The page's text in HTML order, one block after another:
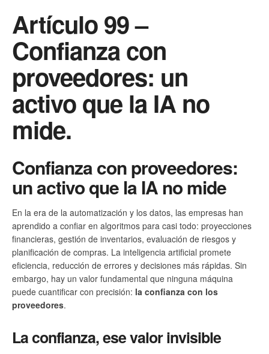
Artículo 99 –
Confianza con
proveedores: un
activo que la IA no
mide.
Confianza con proveedores:
un activo que la IA no mide
En la era de la automatización y los datos, las empresas han
aprendido a confiar en algoritmos para casi todo: proyecciones
financieras, gestión de inventarios, evaluación de riesgos y
planificación de compras. La inteligencia artificial promete
eficiencia, reducción de errores y decisiones más rápidas. Sin
embargo, hay un valor fundamental que ninguna máquina
puede cuantificar con precisión: la confianza con los
proveedores.
La confianza, ese valor invisible